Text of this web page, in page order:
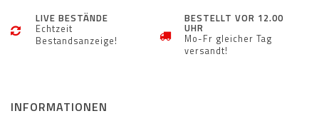
LIVE BESTÄNDE
Echtzeit
Bestandsanzeige!
BESTELLT VOR 12.00
UHR
Mo-Fr gleicher Tag
versandt!
INFORMATIONEN